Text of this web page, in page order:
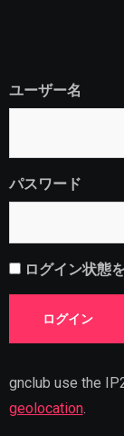
ユーザー名
パスワード
ログイン状態
gnclub use the
geolocation.